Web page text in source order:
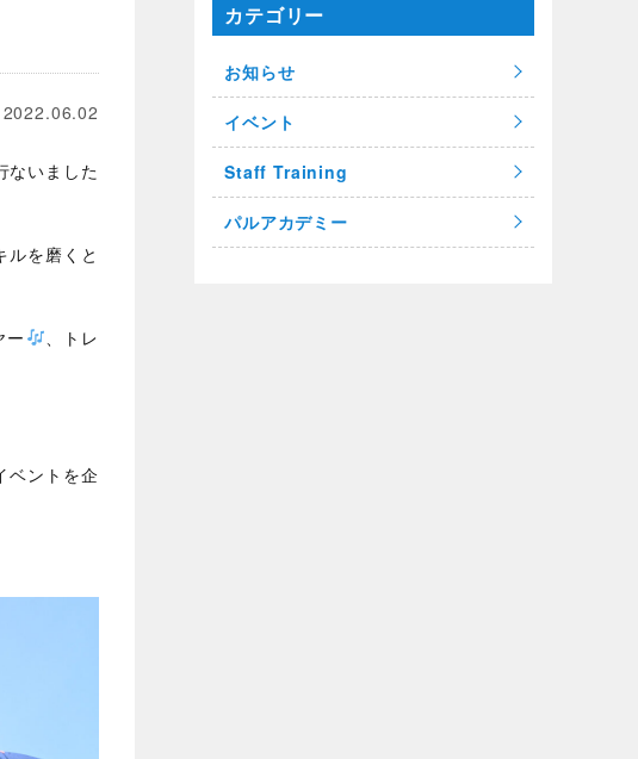
2022.06.02
ないました
を磨くと
ー
、トレ
ベントを企
カテゴリー
お知らせ
イベント
Staff Training
パルアカデミー